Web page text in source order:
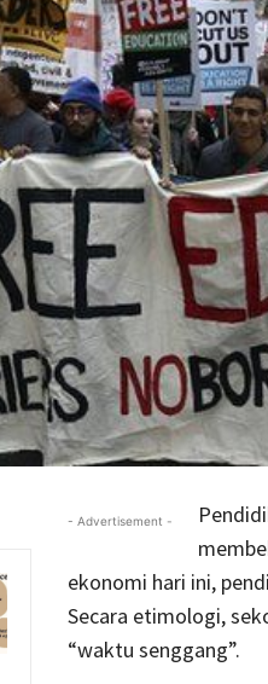
- Advertisement -
ekonomi hari ini,
Secara etimologi,
“waktu senggang”.